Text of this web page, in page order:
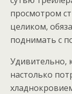
просмотром
целиком,
поднимать с
Удивительно,
настолько